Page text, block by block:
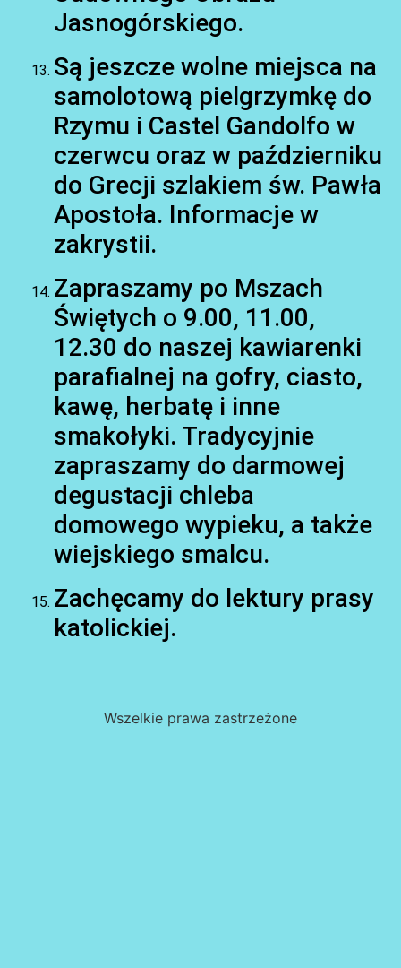
Jasnogórskiego.
Są jeszcze wolne miejsca na
samolotową pielgrzymkę do
Rzymu i Castel Gandolfo w
czerwcu oraz w październiku
do Grecji szlakiem św. Pawła
Apostoła. Informacje w
zakrystii.
Zapraszamy po Mszach
Świętych o 9.00, 11.00,
12.30 do naszej kawiarenki
parafialnej na gofry, ciasto,
kawę, herbatę i inne
smakołyki. Tradycyjnie
zapraszamy do darmowej
degustacji chleba
domowego wypieku, a także
wiejskiego smalcu.
Zachęcamy do lektury prasy
katolickiej.
Wszelkie prawa zastrzeżone